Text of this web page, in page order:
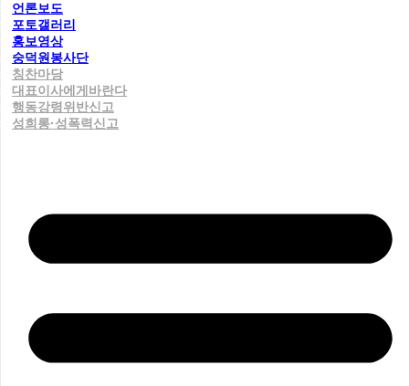
언론보도
포토갤러리
홍보영상
숭덕원봉사단
칭찬마당
대표이사에게바란다
행동강령위반신고
성희롱·성폭력신고